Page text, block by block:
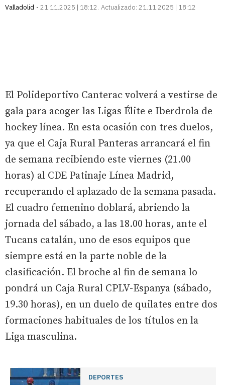
Valladolid
21.11.2025 | 18:12 Actualizado: 21.11.2025 | 18:12
El Polideportivo Canterac volverá a vestirse de
gala para acoger las Ligas Élite e Iberdrola de
hockey línea. En esta ocasión con tres duelos,
ya que el Caja Rural Panteras arrancará el fin
de semana recibiendo este viernes (21.00
horas) al CDE Patinaje Línea Madrid,
recuperando el aplazado de la semana pasada.
El cuadro femenino doblará, abriendo la
jornada del sábado, a las 18.00 horas, ante el
Tucans catalán, uno de esos equipos que
siempre está en la parte noble de la
clasificación. El broche al fin de semana lo
pondrá un Caja Rural CPLV-Espanya (sábado,
19.30 horas), en un duelo de quilates entre dos
formaciones habituales de los títulos en la
Liga masculina.
DEPORTES